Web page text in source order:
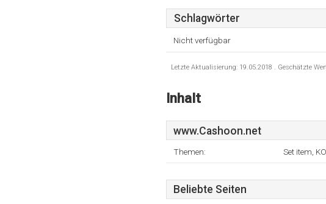
Schlagwörter
Nicht verfügbar
Letzte Aktualisierung: 19.05.2018 . Geschätzte
Inhalt
www.Cashoon.net
Themen: Set item,
Beliebte Seiten